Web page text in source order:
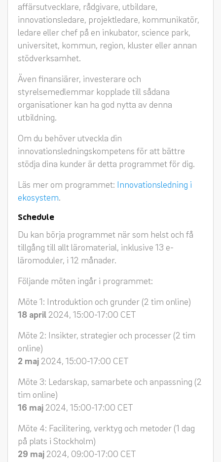
affärsutvecklare, rådgivare, utbildare,
innovationsledare, projektledare, kommunikatör,
ledare eller chef på en inkubator, science park,
universitet, kommun, region, kluster eller annan
stödverksamhet.
Även finansiärer, investerare och
styrelsemedlemmar kopplade till sådana
organisationer kan ha god nytta av denna
utbildning.
Om du behöver utveckla din
innovationsledningskompetens för att bättre
stödja dina kunder är detta programmet för dig.
Läs mer om programmet: Innovationsledning i
ekosystem.
Schedule
Du kan börja programmet när som helst och få
tillgång till allt läromaterial, inklusive 13 e-
läromoduler, i 12 månader.
Följande möten ingår i programmet:
Möte 1: Introduktion och grunder (2 tim online)
18 april 2024, 15:00-17:00 CET
Möte 2: Insikter, strategier och processer (2 tim
online)
2 maj 2024, 15:00-17:00 CET
Möte 3: Ledarskap, samarbete och anpassning (2
tim online)
16 maj 2024, 15:00-17:00 CET
Möte 4: Facilitering, verktyg och metoder (1 dag
på plats i Stockholm)
29 maj 2024, 09:00-17:00 CET